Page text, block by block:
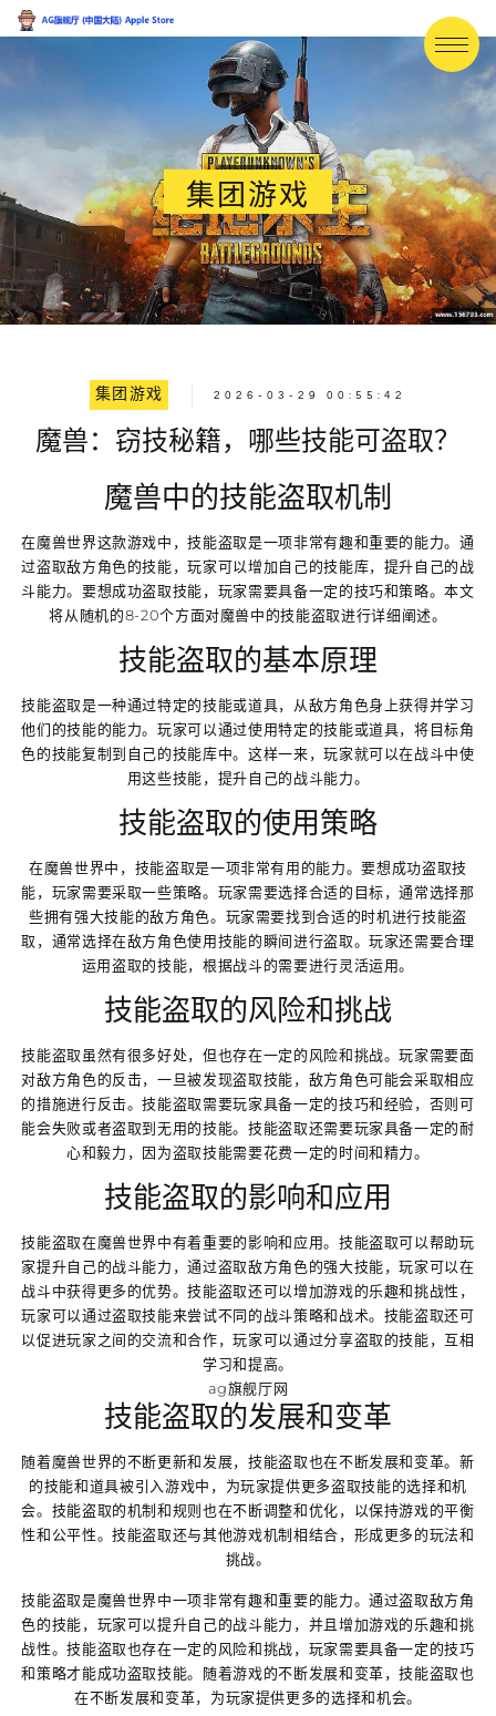
集团游戏
集团游戏 2026-03-29 00:55:42
魔兽：窃技秘籍，哪些技能可盗取？
魔兽中的技能盗取机制
在魔兽世界这款游戏中，技能盗取是一项非常有趣和重要的能力。通
过盗取敌方角色的技能，玩家可以增加自己的技能库，提升自己的战
斗能力。要想成功盗取技能，玩家需要具备一定的技巧和策略。本文
将从随机的8-20个方面对魔兽中的技能盗取进行详细阐述。
技能盗取的基本原理
技能盗取是一种通过特定的技能或道具，从敌方角色身上获得并学习
他们的技能的能力。玩家可以通过使用特定的技能或道具，将目标角
色的技能复制到自己的技能库中。这样一来，玩家就可以在战斗中使
用这些技能，提升自己的战斗能力。
技能盗取的使用策略
在魔兽世界中，技能盗取是一项非常有用的能力。要想成功盗取技
能，玩家需要采取一些策略。玩家需要选择合适的目标，通常选择那
些拥有强大技能的敌方角色。玩家需要找到合适的时机进行技能盗
取，通常选择在敌方角色使用技能的瞬间进行盗取。玩家还需要合理
运用盗取的技能，根据战斗的需要进行灵活运用。
技能盗取的风险和挑战
技能盗取虽然有很多好处，但也存在一定的风险和挑战。玩家需要面
对敌方角色的反击，一旦被发现盗取技能，敌方角色可能会采取相应
的措施进行反击。技能盗取需要玩家具备一定的技巧和经验，否则可
能会失败或者盗取到无用的技能。技能盗取还需要玩家具备一定的耐
心和毅力，因为盗取技能需要花费一定的时间和精力。
技能盗取的影响和应用
技能盗取在魔兽世界中有着重要的影响和应用。技能盗取可以帮助玩
家提升自己的战斗能力，通过盗取敌方角色的强大技能，玩家可以在
战斗中获得更多的优势。技能盗取还可以增加游戏的乐趣和挑战性，
玩家可以通过盗取技能来尝试不同的战斗策略和战术。技能盗取还可
以促进玩家之间的交流和合作，玩家可以通过分享盗取的技能，互相
学习和提高。
ag旗舰厅网
技能盗取的发展和变革
随着魔兽世界的不断更新和发展，技能盗取也在不断发展和变革。新
的技能和道具被引入游戏中，为玩家提供更多盗取技能的选择和机
会。技能盗取的机制和规则也在不断调整和优化，以保持游戏的平衡
性和公平性。技能盗取还与其他游戏机制相结合，形成更多的玩法和
挑战。
技能盗取是魔兽世界中一项非常有趣和重要的能力。通过盗取敌方角
色的技能，玩家可以提升自己的战斗能力，并且增加游戏的乐趣和挑
战性。技能盗取也存在一定的风险和挑战，玩家需要具备一定的技巧
和策略才能成功盗取技能。随着游戏的不断发展和变革，技能盗取也
在不断发展和变革，为玩家提供更多的选择和机会。